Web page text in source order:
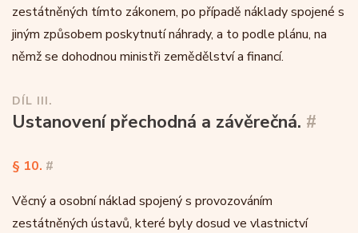
zestátněných tímto zákonem, po případě náklady spojené s
jiným způsobem poskytnutí náhrady, a to podle plánu, na
němž se dohodnou ministři zemědělství a financí.
DÍL III.
Ustanovení přechodná a závěrečná. #
§ 10. #
Věcný a osobní náklad spojený s provozováním
zestátněných ústavů, které byly dosud ve vlastnictví